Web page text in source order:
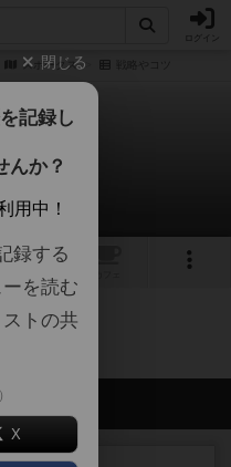
ログイン
スポークス
ス
コツ
プに戻る
い投稿
閉じる
記録し
んか？
用中！
録する
を読む
トの共
X